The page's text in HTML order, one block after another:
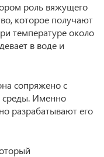
роль вяжущего
которое получают
температуре около
в воде и
сопряжено с
Именно
разрабатывают его